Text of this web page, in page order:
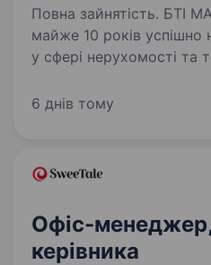
Повна зайнятість. БТІ МАЙБУТНЬОГО вже
майже 10 років успішно
у сфері нерухомості та
і зараз ми шукаємо
6 днів тому
Офіс-
керівника